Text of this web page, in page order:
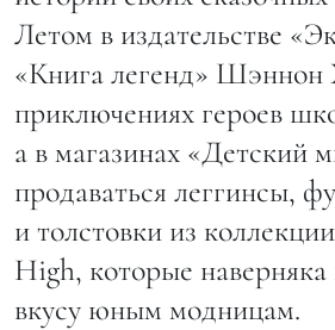
Летом в издательстве
«Книга легенд» Шэннон
приключениях героев
а в магазинах «Детский
продаваться леггинсы,
и толстовки из
High, которые наверняка
вкусу юным модницам.